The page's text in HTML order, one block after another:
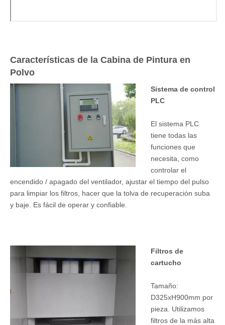
Características de la Cabina de Pintura en
Polvo
Sistema de control
PLC
El sistema PLC
tiene todas las
funciones que
necesita, como
controlar el
encendido / apagado del ventilador, ajustar el tiempo del pulso
para limpiar los filtros, hacer que la tolva de recuperación suba
y baje. Es fácil de operar y confiable.
Filtros de
cartucho
Tamaño:
D325xH900mm por
pieza. Utilizamos
filtros de la más alta